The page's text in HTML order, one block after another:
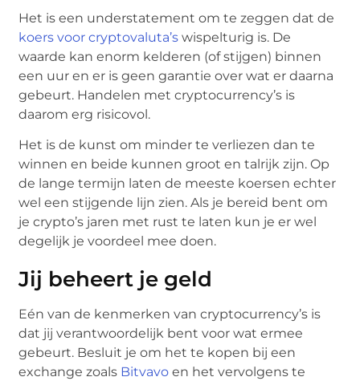
Het is een understatement om te zeggen dat de
koers voor cryptovaluta’swispelturig is. De
waarde kan enorm kelderen (of stijgen) binnen
een uur en er is geen garantie over wat er daarna
gebeurt. Handelen met cryptocurrency’s is
daarom erg risicovol.
Het is de kunst om minder te verliezen dan te
winnen en beide kunnen groot en talrijk zijn. Op
de lange termijn laten de meeste koersen echter
wel een stijgende lijn zien. Als je bereid bent om
je crypto’s jaren met rust te laten kun je er wel
degelijk je voordeel mee doen.
Jij beheert je geld
Eén van de kenmerken van cryptocurrency’s is
dat jij verantwoordelijk bent voor wat ermee
gebeurt. Besluit je om het te kopen bij een
exchange zoals Bitvavo en het vervolgens te